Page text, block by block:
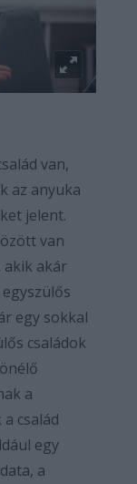
van,
az anyuka
jelent.
van
akik akár
egy sokkal
családok
a
család
egy
a